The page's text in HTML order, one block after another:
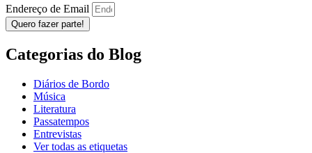
Endereço de Email
Quero fazer parte!
Categorias do Blog
Diários de Bordo
Música
Literatura
Passatempos
Entrevistas
Ver todas as etiquetas